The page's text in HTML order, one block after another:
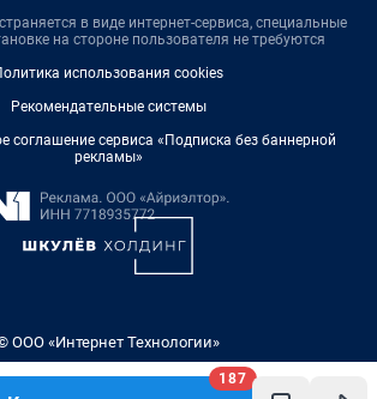
187
в виде интернет-сервиса, специальные
на стороне пользователя не требуются
использования cookies
Рекомендательные системы
соглашение сервиса «Подписка без баннерной
рекламы»
ООО «Интернет Технологии»